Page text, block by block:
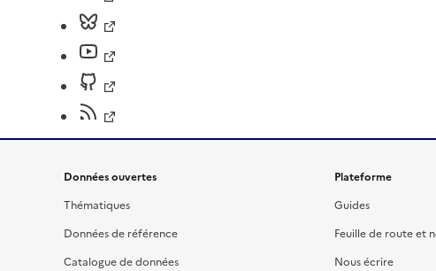
Données ouvertes
Thématiques
Données de référence
Catalogue de données
Plateforme
Guides
Feuille de route et
Nous écrire